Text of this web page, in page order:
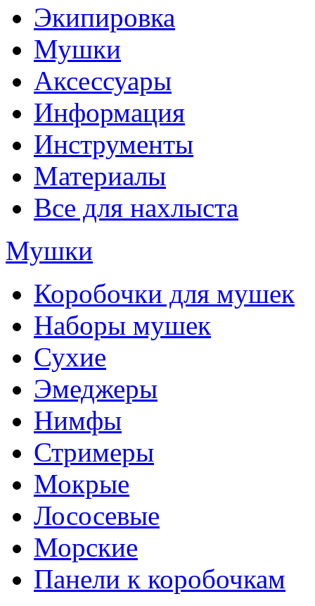
Экипировка
Мушки
Аксессуары
Информация
Инструменты
Материалы
Все для нахлыста
Мушки
Коробочки для мушек
Наборы мушек
Сухие
Эмеджеры
Нимфы
Стримеры
Мокрые
Лососевые
Морские
Панели к коробочкам